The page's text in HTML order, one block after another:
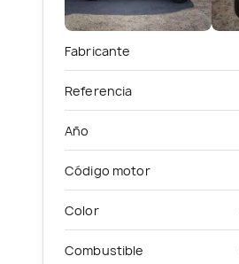
Fabricante
Referencia
Año
Código motor
Color
Combustible